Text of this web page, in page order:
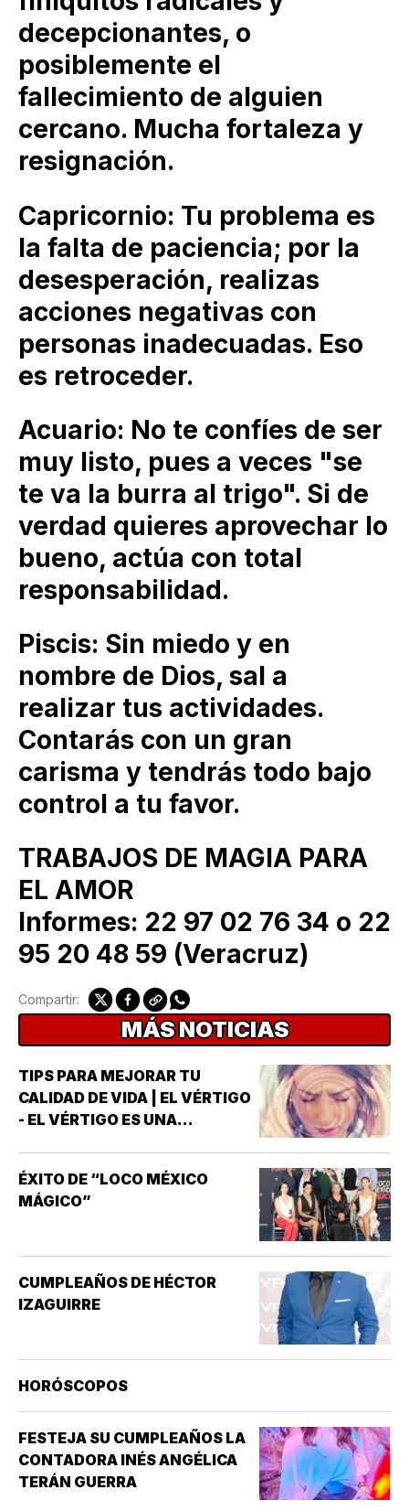
decepcionantes, o
posiblemente el
fallecimiento de alguien
cercano. Mucha fortaleza y
resignación.
Capricornio: Tu problema es
la falta de paciencia; por la
desesperación, realizas
acciones negativas con
personas inadecuadas. Eso
es retroceder.
Acuario: No te confíes de ser
muy listo, pues a veces "se
te va la burra al trigo". Si de
verdad quieres aprovechar lo
bueno, actúa con total
responsabilidad.
Piscis: Sin miedo y en
nombre de Dios, sal a
realizar tus actividades.
Contarás con un gran
carisma y tendrás todo bajo
control a tu favor.
TRABAJOS DE MAGIA PARA
EL AMOR
Informes: 22 97 02 76 34 o 22
95 20 48 59 (Veracruz)
Compartir:
MÁS NOTICIAS
TIPS PARA MEJORAR TU
CALIDAD DE VIDA | EL VÉRTIGO
- EL VÉRTIGO ES UNA
MISMO O EL ENTORNO ESTÁN
GIRANDO O MOVIÉNDOSE *NO
SENSACIONES DE
ATURDIMIENTO…
ÉXITO DE “LOCO MÉXICO
MÁGICO”
CUMPLEAÑOS DE HÉCTOR
IZAGUIRRE
HORÓSCOPOS
FESTEJA SU CUMPLEAÑOS LA
CONTADORA INÉS ANGÉLICA
TERÁN GUERRA